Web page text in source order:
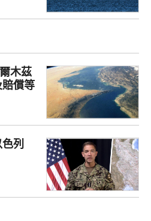
木茲
償等
色列